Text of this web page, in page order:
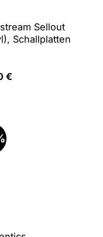
Sellout
Schallplatten
€